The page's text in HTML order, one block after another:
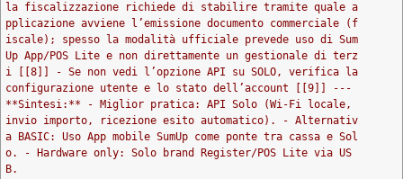
la fiscalizzazione richiede di stabilire tramite quale a
pplicazione avviene l’emissione documento commerciale (f
iscale); spesso la modalità ufficiale prevede uso di Sum
Up App/POS Lite e non direttamente un gestionale di terz
i [[8]] - Se non vedi l’opzione API su SOLO, verifica la
configurazione utente e lo stato dell’account [[9]] ---
**Sintesi:** - Miglior pratica: API Solo (Wi-Fi locale,
invio importo, ricezione esito automatico). - Alternativ
a BASIC: Uso App mobile SumUp come ponte tra cassa e Sol
o. - Hardware only: Solo brand Register/POS Lite via US
B.